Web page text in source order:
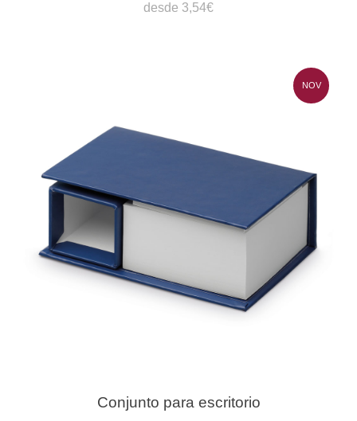
desde 3,54€
NOV
Conjunto para escritorio